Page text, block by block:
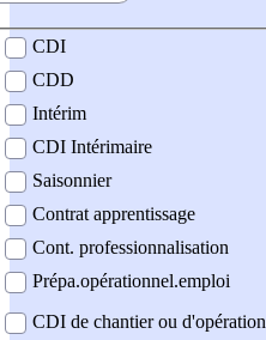
contrat
CDI
CDD
Intérim
CDI Intérimaire
Saisonnier
Contrat apprentissage
Cont. professionnalisation
Prépa.opérationnel.emploi
CDI de chantier ou d'opération